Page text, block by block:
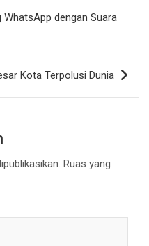
WhatsApp dengan Suara
Kota Terpolusi Dunia
Ruas yang